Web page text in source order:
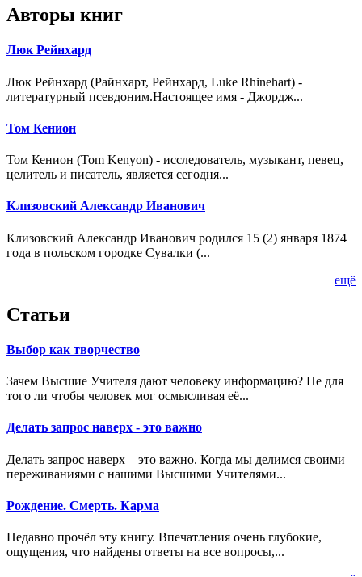
Авторы книг
Люк Рейнхард
Люк Рейнхард (Райнхарт, Рейнхард, Luke Rhinehart) -
литературный псевдоним.Настоящее имя - Джордж...
Том Кенион
Том Кенион (Tom Kenyon) - исследователь, музыкант, певец,
целитель и писатель, является сегодня...
Клизовский Александр Иванович
Клизовский Александр Иванович родился 15 (2) января 1874
года в польском городке Сувалки (...
ещё
Статьи
Выбор как творчество
Зачем Высшие Учителя дают человеку информацию? Не для
того ли чтобы человек мог осмысливая её...
Делать запрос наверх - это важно
Делать запрос наверх – это важно. Когда мы делимся своими
переживаниями с нашими Высшими Учителями...
Рождение. Смерть. Карма
Недавно прочёл эту книгу. Впечатления очень глубокие,
ощущения, что найдены ответы на все вопросы,...